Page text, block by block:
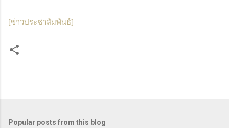
[ข่าวประชาสัมพันธ์]
Popular posts from this blog